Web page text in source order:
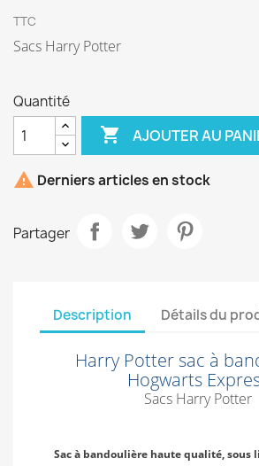
TTC
Sacs Harry Potter
Quantité
 AJOUTER AU
 Derniers articles en stock
Partager
Description Détails du
Harry Potter sac à
Hogwarts
Sacs Harry Potter
Sac à bandoulière haute qualité, sous